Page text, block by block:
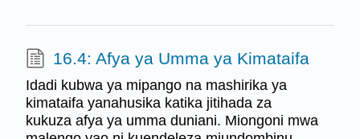
16.4: Afya ya Umma ya Kimataifa
Idadi kubwa ya mipango na mashirika ya
kimataifa yanahusika katika jitihada za
kukuza afya ya umma duniani. Miongoni mwa